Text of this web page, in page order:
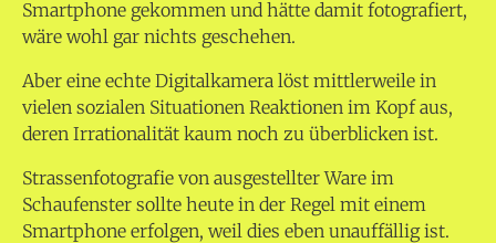
Smartphone gekommen und hätte damit fotografiert,
wäre wohl gar nichts geschehen.
Aber eine echte Digitalkamera löst mittlerweile in
vielen sozialen Situationen Reaktionen im Kopf aus,
deren Irrationalität kaum noch zu überblicken ist.
Strassenfotografie von ausgestellter Ware im
Schaufenster sollte heute in der Regel mit einem
Smartphone erfolgen, weil dies eben unauffällig ist.